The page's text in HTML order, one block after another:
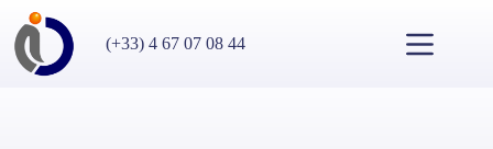
Passer
contenu
(+33) 4 67 07 08 44